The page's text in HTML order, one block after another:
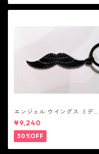
エンジェル ウイングス ミディ
アム ペンダント ブラック コー
ティング（サテンコード付
属）
¥9,240
30%OFF